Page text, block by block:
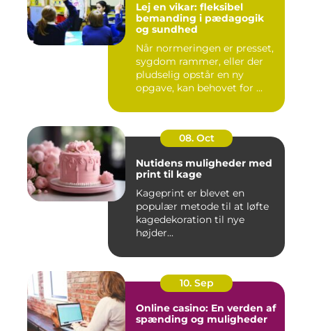
Lej en vikar: fleksibel
bemanding i pædagogik
og sundhed
Når normeringen er presset,
sygdom rammer, eller der
pludselig opstår en ny
opgave, kan behovet for ...
08. Oct
Nutidens muligheder med
print til kage
Kageprint er blevet en
populær metode til at løfte
kagedekoration til nye
højder...
10. Sep
Online casino: En verden af
spænding og muligheder